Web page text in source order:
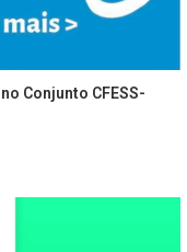
Conjunto CFESS-